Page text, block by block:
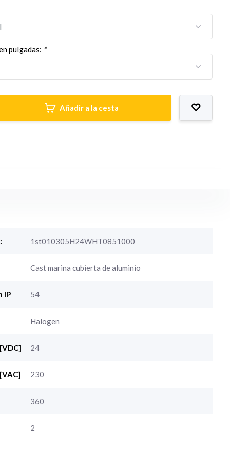
pulgadas: *
Añadir a la cesta
1st010305H24WHT0851000
Cast marina cubierta de aluminio
IP 54
Halogen
24
230
360
2